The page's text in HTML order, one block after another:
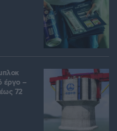
έργο –
72